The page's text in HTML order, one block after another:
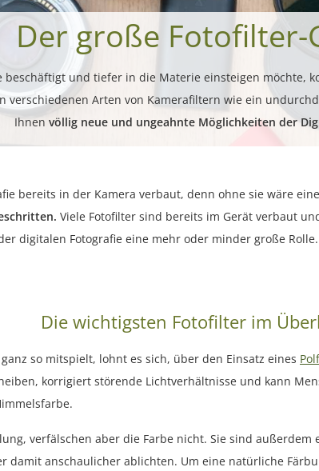
Der große Fotofilter-
und tiefer in die Materie einsteigen möchte,
verschiedenen Arten von Kamerafiltern wie ein
Ihnen völlig neue und ungeahnte Möglichkeiten der
bereits in der Kamera verbaut, denn ohne sie wäre
Viele Fotofilter sind bereits im Gerät verbaut
digitalen Fotografie eine mehr oder minder große Rolle.
Die wichtigsten Fotofilter im
so mitspielt, lohnt es sich, über den Einsatz eines
korrigiert störende Lichtverhältnisse und kann
verfälschen aber die Farbe nicht. Sie sind
damit anschaulicher ablichten. Um eine natürliche